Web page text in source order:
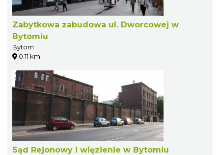
Zabytkowa zabudowa ul. Dworcowej w
Bytomiu
Bytom
0.11 km
Sąd Rejonowy i więzienie w Bytomiu